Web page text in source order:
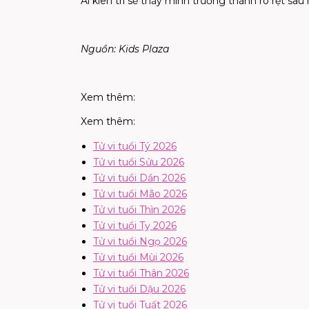
Nguồn: Kids Plaza
Xem thêm:
Xem thêm:
Tử vi tuổi Tý 2026
Tử vi tuổi Sửu 2026
Tử vi tuổi Dần 2026
Tử vi tuổi Mão 2026
Tử vi tuổi Thìn 2026
Tử vi tuổi Tỵ 2026
Tử vi tuổi Ngọ 2026
Tử vi tuổi Mùi 2026
Tử vi tuổi Thân 2026
Tử vi tuổi Dậu 2026
Tử vi tuổi Tuất 2026